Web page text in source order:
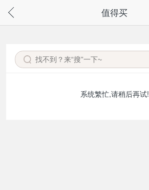
请通过微信或支付宝搜“奇兔客小程序”访问
值得买
系统繁忙,请稍后再试!